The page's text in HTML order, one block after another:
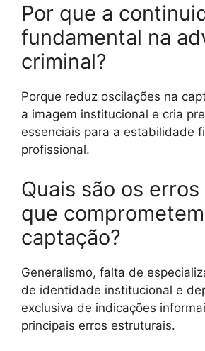
Por que a
fundamental na
criminal?
Porque reduz oscilações na
a imagem institucional e cria
essenciais para a estabilidade
profissional.
Quais são os
que
captação?
Generalismo, falta de
de identidade institucional e
exclusiva de indicações
principais erros estruturais.